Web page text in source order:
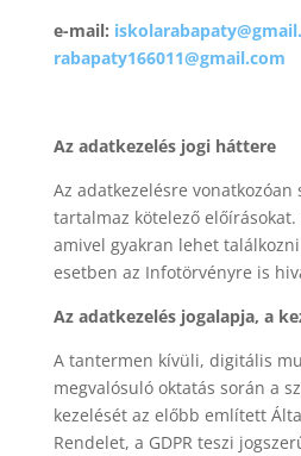
e-mail:
rabapaty166011@gmail.com
Az adatkezelés jogi háttere
Az adatkezelésre vonatkozóan
tartalmaz kötelező előírásokat.
amivel gyakran lehet találkozni
esetben az Infotörvényre is
Az adatkezelés jogalapja, a
A tantermen kívüli, digitális
megvalósuló oktatás során a
kezelését az előbb említett
Rendelet, a GDPR teszi